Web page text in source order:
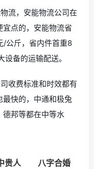
流，安能物流公司在
点的，安能物流省
/公斤，省内件首重8
备的运输配送。
收费标准和时效都有
最快的，中通和极兔
德邦等都在中等水
贵人 八字合婚